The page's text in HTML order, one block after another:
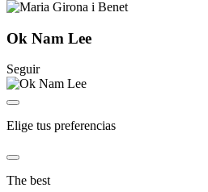
Ok Nam Lee
Seguir
Elige tus preferencias
The best